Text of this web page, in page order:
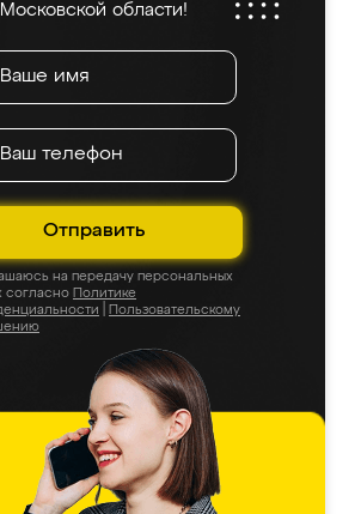
Московской области!
Отправить
на передачу персональных
согласно Политике
Пользовательскому